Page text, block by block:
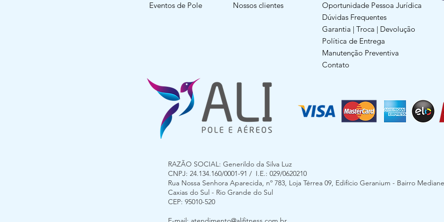
Eventos de Pole Nossos clientes
Oportunidade Pessoa Jurídica
Dúvidas Frequentes
Garantia | Troca | Devolução
Política de Entrega
Manutenção Preventiva
Contato
RAZÃO SOCIAL: Generildo da Silva Luz
CNPJ: 24.134.160/0001-91 / I.E.: 029/0620210
Rua Nossa Senhora Aparecida, nº 783, Loja Térrea 09, Edifício Geranium - Bairro
Caxias do Sul - Rio Grande do Sul
CEP: 95010-520